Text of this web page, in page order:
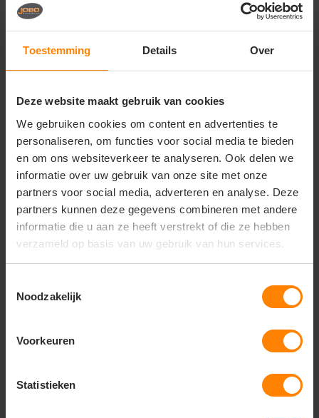
Toestemming Details Over
Deze website maakt gebruik van cookies
We gebruiken cookies om content en advertenties te
personaliseren, om functies voor social media te bieden
en om ons websiteverkeer te analyseren. Ook delen we
informatie over uw gebruik van onze site met onze
partners voor social media, adverteren en analyse. Deze
partners kunnen deze gegevens combineren met andere
informatie die u aan ze heeft verstrekt of die ze hebben
verzameld op basis van uw gebruik van hun services.
Noodzakelijk
Voorkeuren
Statistieken
Vragen? Neem contact
op met onze
call +31(0)418 511 972
mail info@jobopromotions.nl
store Bezoek onze showroom:
Provincialeweg 59 - Velddriel
Dit vind je misschien ook leuk
Items van productcarrousel
ROLY